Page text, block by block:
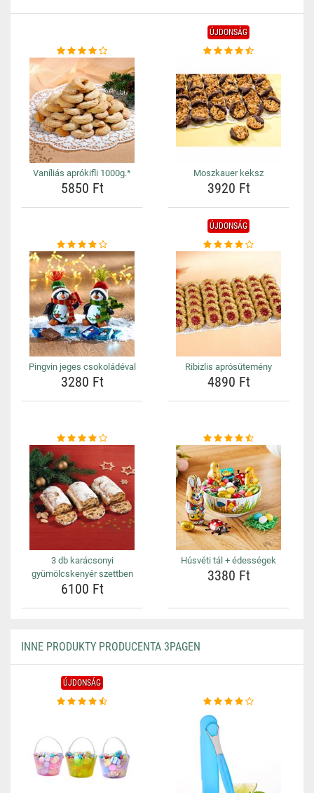
Vaníliás aprókifli 1000g.*
5850 Ft
ÚJDONSÁG
Moszkauer keksz
3920 Ft
Pingvin jeges csokoládéval
3280 Ft
ÚJDONSÁG
Ribizlis aprósütemény
4890 Ft
3 db karácsonyi
gyümölcskenyér szettben
6100 Ft
Húsvéti tál + édességek
3380 Ft
INNE PRODUKTY PRODUCENTA 3PAGEN
ÚJDONSÁG